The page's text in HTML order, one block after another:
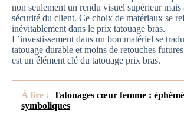
non seulement un rendu visuel supérieur mais
sécurité du client. Ce choix de matériaux se
inévitablement dans le prix tatouage bras.
L’investissement dans un bon matériel se
tatouage durable et moins de retouches
est un élément clé du tatouage prix bras.
À lire : Tatouages cœur femme :
symboliques